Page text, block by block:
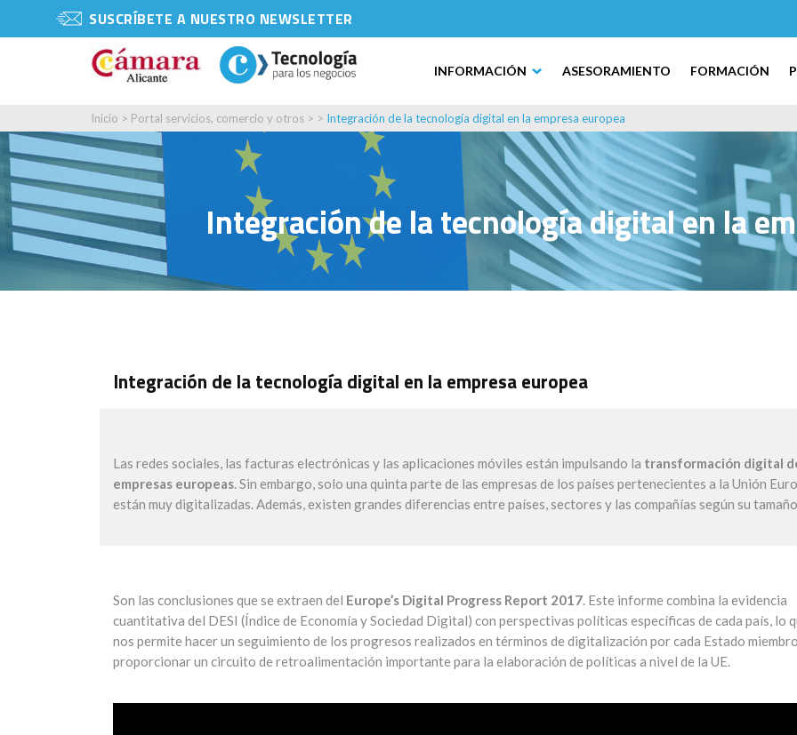
SUSCRÍBETE A NUESTRO NEWSLETTER
INFORMACIÓN ASESORAMIENTO FORMACIÓN
Inicio > Portal servicios, comercio y otros > > Integración de la tecnología digital en la empresa europea
Integración de la tecnología digital en la
Integración de la tecnología digital en la empresa europea
Las redes sociales, las facturas electrónicas y las aplicaciones móviles están impulsando la transformación digital
empresas europeas. Sin embargo, solo una quinta parte de las empresas de los países pertenecientes a la Unión
están muy digitalizadas. Además, existen grandes diferencias entre países, sectores y las compañías según su
Son las conclusiones que se extraen del Europe’s Digital Progress Report 2017. Este informe combina la evidencia
cuantitativa del DESI (Índice de Economía y Sociedad Digital) con perspectivas políticas específicas de cada país, lo
nos permite hacer un seguimiento de los progresos realizados en términos de digitalización por cada Estado
proporcionar un circuito de retroalimentación importante para la elaboración de políticas a nivel de la UE.